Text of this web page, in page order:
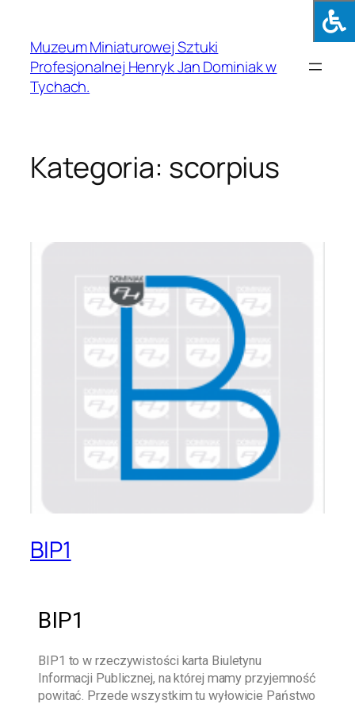
Muzeum Miniaturowej Sztuki
Profesjonalnej Henryk Jan Dominiak w
Tychach.
Kategoria: scorpius
BIP1
BIP1
BIP1 to w rzeczywistości karta Biuletynu
Informacji Publicznej, na której mamy przyjemność
powitać. Przede wszystkim tu wyłowicie Państwo